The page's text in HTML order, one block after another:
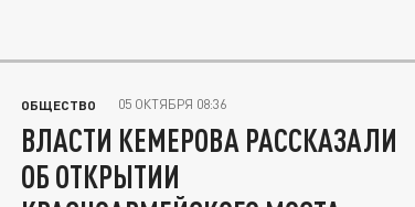
ОБЩЕСТВО 05 ОКТЯБРЯ 08:36
ВЛАСТИ КЕМЕРОВА РАССКАЗАЛИ
ОБ ОТКРЫТИИ